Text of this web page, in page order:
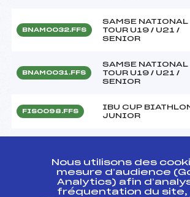
BNAM0032.FFS
SAMSE NATIONAL
TOUR U19 / U21 /
SENIOR
BNAM0031.FFS
SAMSE NATIONAL
TOUR U19 / U21 /
SENIOR
FIS0098.FFS
IBU CUP
JUNIOR
FIS0090.FFS
IBU CUP
JUNIOR
Nous utilisons des
mesure d’audience
Analytics) afin
fréquentation du site,